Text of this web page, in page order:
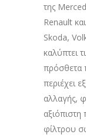
της
Renault
Skoda,
καλύπτει
πρόσθετα
περιέχει
αλλαγής,
αξιόπιστη
φίλτρου